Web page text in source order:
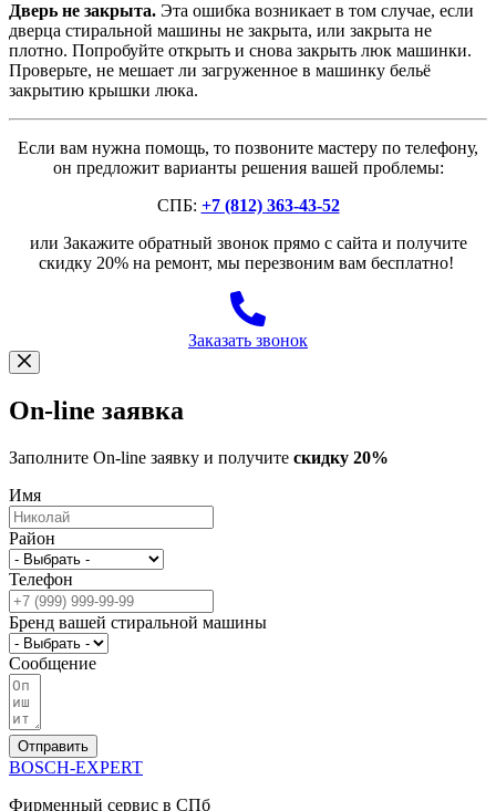
Дверь не закрыта. Эта ошибка возникает в том случае, если
дверца стиральной машины не закрыта, или закрыта не
плотно. Попробуйте открыть и снова закрыть люк машинки.
Проверьте, не мешает ли загруженное в машинку бельё
закрытию крышки люка.
Если вам нужна помощь, то позвоните мастеру по телефону,
он предложит варианты решения вашей проблемы:
СПБ: +7 (812) 363-43-52
или Закажите обратный звонок прямо с сайта и получите
скидку 20% на ремонт, мы перезвоним вам бесплатно!
Заказать звонок
On-line заявка
Заполните On-line заявку и получите скидку 20%
Имя
Район
Телефон
Бренд вашей стиральной машины
Сообщение
Отправить
BOSCH-EXPERT
Фирменный сервис в СПб